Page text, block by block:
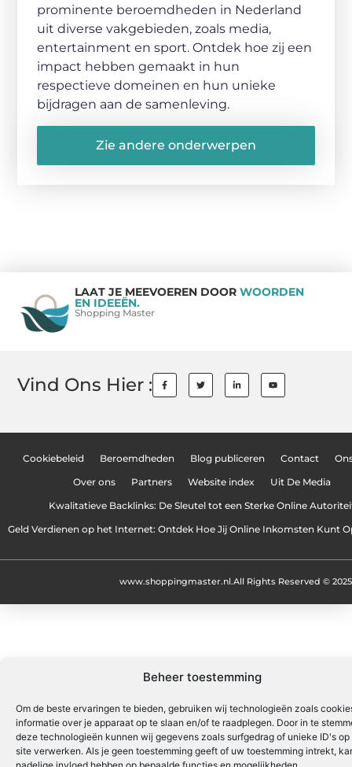
Beheer toestemming
Om de beste ervaringen te bieden, gebruiken wij technologieën zoals
informatie over je apparaat op te slaan en/of te raadplegen. Door in te
deze technologieën kunnen wij gegevens zoals surfgedrag of unieke ID's op
site verwerken. Als je geen toestemming geeft of uw toestemming intrekt,
prominente beroemdheden in Nederland
uit diverse vakgebieden, zoals media,
entertainment en sport. Ontdek hoe zij een
impact hebben gemaakt in hun
respectieve domeinen en hun unieke
bijdragen aan de samenleving.
Zie andere onderwerpen
LAAT JE MEEVOEREN DOOR WOORDEN
EN IDEEËN.
Shopping Master
Vind Ons Hier :
Cookiebeleid Beroemdheden Blog publiceren Contact
Over ons Partners Website index Uit De Media
Kwalitatieve Backlinks: De Sleutel tot een Sterke Online
Geld Verdienen op het Internet: Ontdek Hoe Jij Online Inkomsten Kunt
All Rights Reserved © 2025
www.shoppingmaster.nl.